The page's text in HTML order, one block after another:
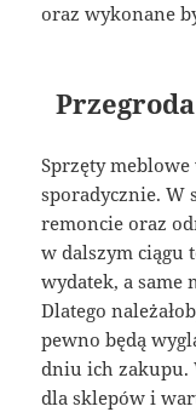
oraz wykonane
Sprzęty
sporadycznie. W
remoncie oraz
w dalszym ciągu
wydatek, a same
Dlatego
pewno będą
dniu ich
dla sklepów i